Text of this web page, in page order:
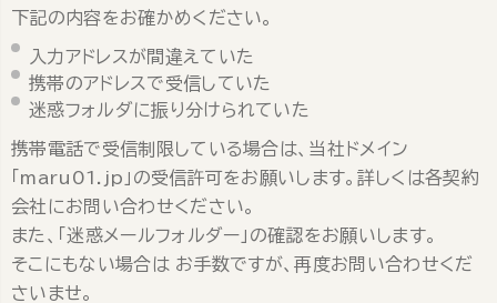
下記の内容をお確かめください。
入力アドレスが間違えていた
携帯のアドレスで受信していた
迷惑フォルダに振り分けられていた
携帯電話で受信制限している場合は、当社ドメイン
「maru01.jp」の受信許可をお願いします。詳しくは各契約
会社にお問い合わせください。
また、「迷惑メールフォルダー」の確認をお願いします。
そこにもない場合は お手数ですが、再度お問い合わせくだ
さいませ。